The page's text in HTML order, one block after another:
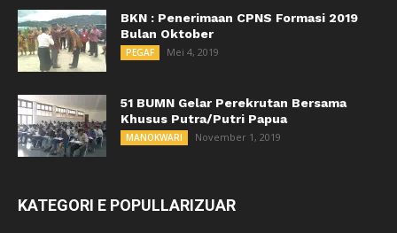
BKN : Penerimaan CPNS Formasi 2019
Bulan Oktober
PEGAF Mei 4, 2019
51 BUMN Gelar Perekrutan Bersama
Khusus Putra/Putri Papua
MANOKWARI November 1, 2019
KATEGORI E POPULLARIZUAR